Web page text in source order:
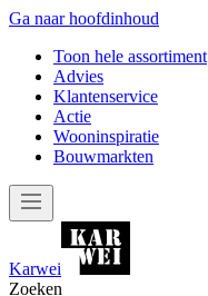
Ga naar hoofdinhoud
Toon hele assortiment
Advies
Klantenservice
Actie
Wooninspiratie
Bouwmarkten
Karwei
Zoeken